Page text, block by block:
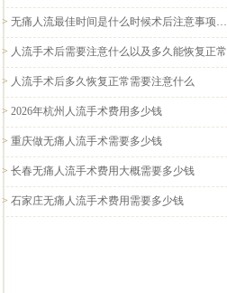
> 无痛人流最佳时间是什么时候术后注意事项有哪些2026科普
> 人流手术后需要注意什么以及多久能恢复正常
> 人流手术后多久恢复正常需要注意什么
> 2026年杭州人流手术费用多少钱
> 重庆做无痛人流手术需要多少钱
> 长春无痛人流手术费用大概需要多少钱
> 石家庄无痛人流手术费用需要多少钱